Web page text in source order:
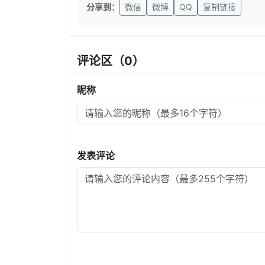
分享到： 微信 微博 QQ 复制链接
评论区（0）
昵称
发表评论